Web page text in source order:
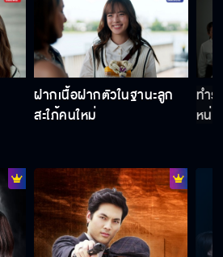
มึงปล่อยให้แม่มึงฆ่าลูกกู
ทำร้ายร่างกายและกักขังหน่วงเหนี่ยว
ฝากเนื้อฝากตัวในฐานะลูกสะใภ้คนใหม่
ภาต้องการอะไรกันแน่
ฝากเนื้อฝากตัวในฐานะลูก
สะใภ้คนใหม่
ทำร้
หน่ว